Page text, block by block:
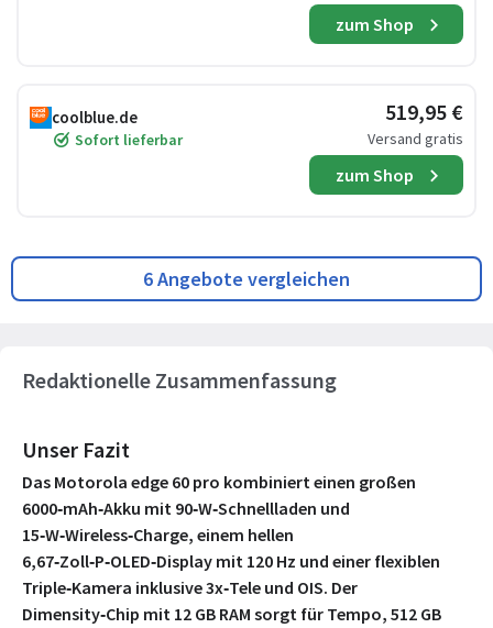
zum Shop
coolblue.de
Sofort lieferbar
519,95 €
Versand gratis
zum Shop
6 Angebote vergleichen
Redaktionelle Zusammenfassung
Unser Fazit
Das Motorola edge 60 pro kombiniert einen großen
6000‑mAh‑Akku mit 90‑W‑Schnellladen und
15‑W‑Wireless‑Charge, einem hellen
6,67‑Zoll‑P‑OLED‑Display mit 120 Hz und einer flexiblen
Triple‑Kamera inklusive 3x‑Tele und OIS. Der
Dimensity‑Chip mit 12 GB RAM sorgt für Tempo, 512 GB